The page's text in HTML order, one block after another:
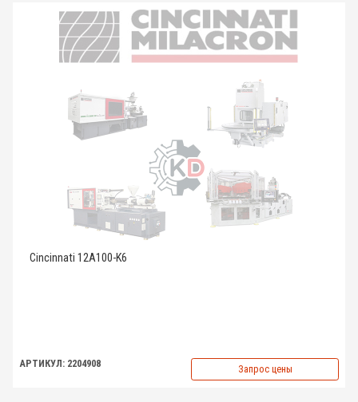
Cincinnati 12A100-K6
АРТИКУЛ: 2204908 Запрос цены